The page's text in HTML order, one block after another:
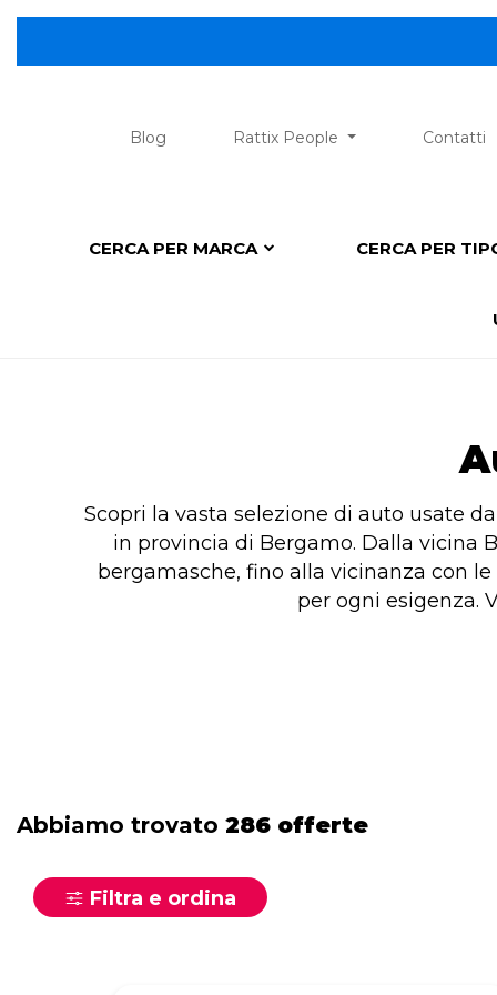
Blog Rattix People Contatti
CERCA PER MARCA CERCA PER
Scopri la vasta selezione di auto usate
in provincia di Bergamo. Dalla vicina
bergamasche, fino alla vicinanza con
per ogni esigenza.
Abbiamo trovato 286 offerte
Filtra e ordina